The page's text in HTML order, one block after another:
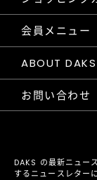
DAKS の最新ニュー
するニュースレター
会員メニュー
ABOUT DAKS
お問い合わせ